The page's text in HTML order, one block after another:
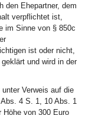
den Ehepartner, dem
verpflichtet ist,
im Sinne von § 850c
ist oder nicht,
und wird in der
Verweis auf die
4 S. 1, 10 Abs. 1
von 300 Euro